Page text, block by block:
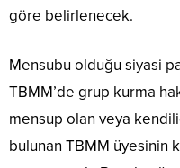
göre belirlenecek.
Mensubu olduğu siyasi
TBMM’de grup kurma
mensup olan veya
bulunan TBMM üyesinin